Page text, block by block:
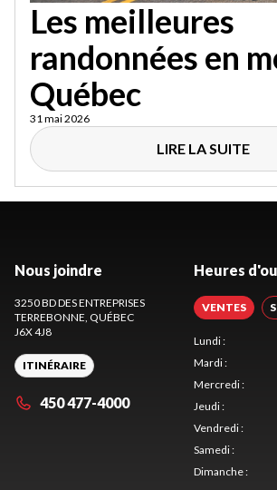
Les meilleures
randonnées en
Québec
31 mai 2026
LIRE LA SUITE
Nous joindre
3250 BD DES ENTREPRISES
TERREBONNE, QUÉBEC
J6X 4J8
ITINÉRAIRE
450 477-4000
Heures
VENTES
Lundi:
Mardi:
Mercredi:
Jeudi:
Vendredi:
Samedi:
Dimanche: